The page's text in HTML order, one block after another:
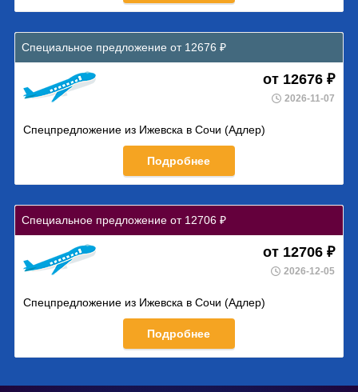
Специальное предложение от 12676 ₽
от 12676 ₽
2026-11-07
Спецпредложение из Ижевска в Сочи (Адлер)
Подробнее
Специальное предложение от 12706 ₽
от 12706 ₽
2026-12-05
Спецпредложение из Ижевска в Сочи (Адлер)
Подробнее